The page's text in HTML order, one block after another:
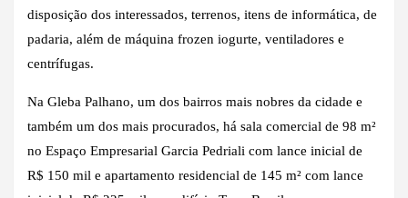
disposição dos interessados, terrenos, itens de informática, de
padaria, além de máquina frozen iogurte, ventiladores e
centrífugas.
Na Gleba Palhano, um dos bairros mais nobres da cidade e
também um dos mais procurados, há sala comercial de 98 m²
no Espaço Empresarial Garcia Pedriali com lance inicial de
R$ 150 mil e apartamento residencial de 145 m² com lance